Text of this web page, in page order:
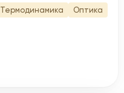
Термодинамика Оптика